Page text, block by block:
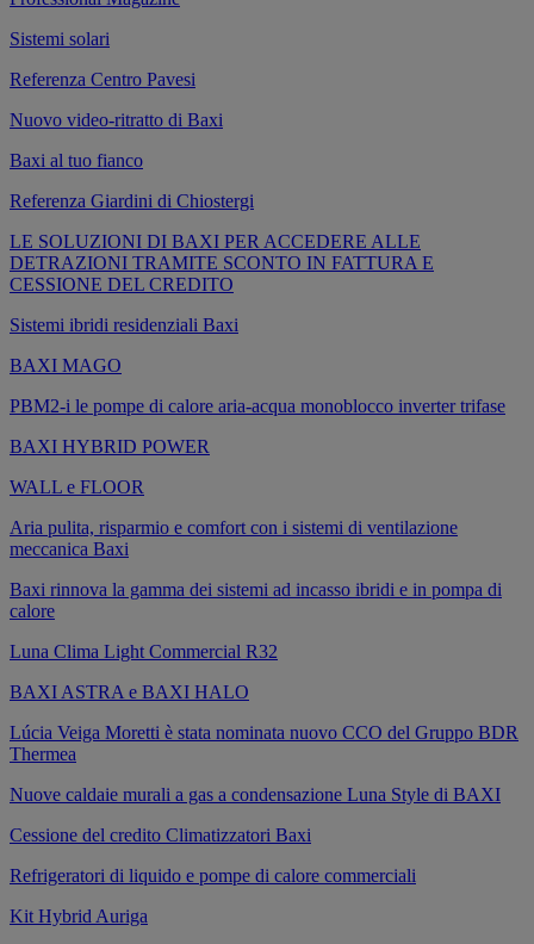
Sistemi solari
Referenza Centro Pavesi
Nuovo video-ritratto di Baxi
Baxi al tuo fianco
Referenza Giardini di Chiostergi
LE SOLUZIONI DI BAXI PER ACCEDERE ALLE
DETRAZIONI TRAMITE SCONTO IN FATTURA E
CESSIONE DEL CREDITO
Sistemi ibridi residenziali Baxi
BAXI MAGO
PBM2-i le pompe di calore aria-acqua monoblocco inverter trifase
BAXI HYBRID POWER
WALL e FLOOR
Aria pulita, risparmio e comfort con i sistemi di ventilazione
meccanica Baxi
Baxi rinnova la gamma dei sistemi ad incasso ibridi e in pompa di
calore
Luna Clima Light Commercial R32
BAXI ASTRA e BAXI HALO
Lúcia Veiga Moretti è stata nominata nuovo CCO del Gruppo BDR
Thermea
Nuove caldaie murali a gas a condensazione Luna Style di BAXI
Cessione del credito Climatizzatori Baxi
Refrigeratori di liquido e pompe di calore commerciali
Kit Hybrid Auriga